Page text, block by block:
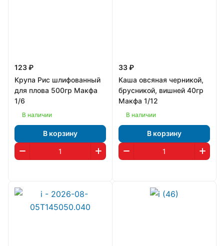
123 ₽
Крупа Рис шлифованный
для плова 500гр Макфа
1/6
В наличии
В корзину
33 ₽
Каша овсяная черникой,
брусникой, вишней 40гр
Макфа 1/12
В наличии
В корзину